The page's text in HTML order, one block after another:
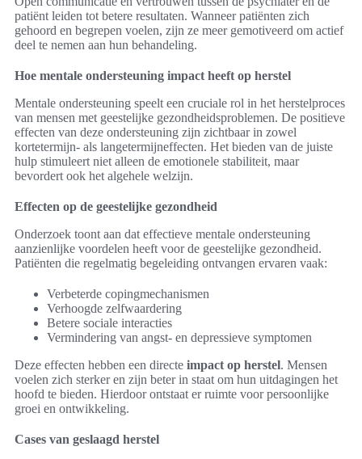
patiënt leiden tot betere resultaten. Wanneer patiënten zich
gehoord en begrepen voelen, zijn ze meer gemotiveerd om actief
deel te nemen aan hun behandeling.
Hoe mentale ondersteuning impact heeft op herstel
Mentale ondersteuning speelt een cruciale rol in het herstelproces
van mensen met geestelijke gezondheidsproblemen. De positieve
effecten van deze ondersteuning zijn zichtbaar in zowel
kortetermijn- als langetermijneffecten. Het bieden van de juiste
hulp stimuleert niet alleen de emotionele stabiliteit, maar
bevordert ook het algehele welzijn.
Effecten op de geestelijke gezondheid
Onderzoek toont aan dat effectieve mentale ondersteuning
aanzienlijke voordelen heeft voor de geestelijke gezondheid.
Patiënten die regelmatig begeleiding ontvangen ervaren vaak:
Verbeterde copingmechanismen
Verhoogde zelfwaardering
Betere sociale interacties
Vermindering van angst- en depressieve symptomen
Deze effecten hebben een directe impact op herstel. Mensen
voelen zich sterker en zijn beter in staat om hun uitdagingen het
hoofd te bieden. Hierdoor ontstaat er ruimte voor persoonlijke
groei en ontwikkeling.
Cases van geslaagd herstel